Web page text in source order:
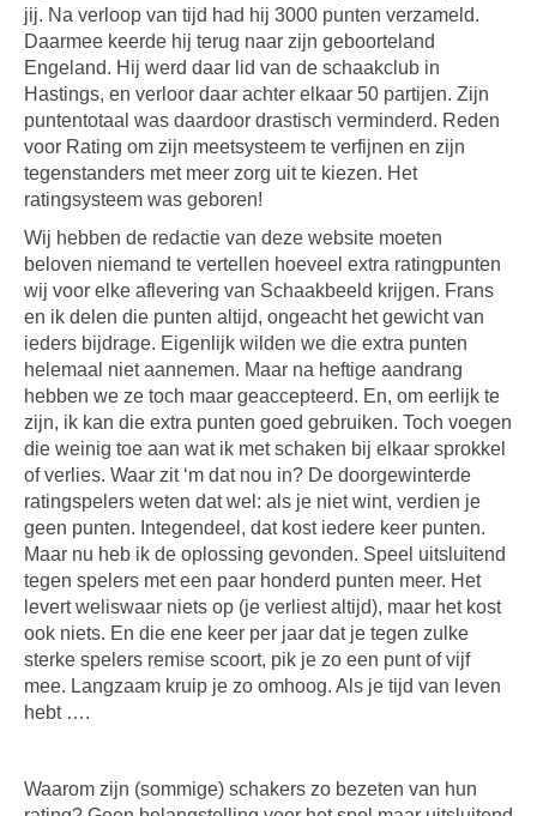
jij. Na verloop van tijd had hij 3000 punten verzameld.
Daarmee keerde hij terug naar zijn geboorteland
Engeland. Hij werd daar lid van de schaakclub in
Hastings, en verloor daar achter elkaar 50 partijen. Zijn
puntentotaal was daardoor drastisch verminderd. Reden
voor Rating om zijn meetsysteem te verfijnen en zijn
tegenstanders met meer zorg uit te kiezen. Het
ratingsysteem was geboren!
Wij hebben de redactie van deze website moeten
beloven niemand te vertellen hoeveel extra ratingpunten
wij voor elke aflevering van Schaakbeeld krijgen. Frans
en ik delen die punten altijd, ongeacht het gewicht van
ieders bijdrage. Eigenlijk wilden we die extra punten
helemaal niet aannemen. Maar na heftige aandrang
hebben we ze toch maar geaccepteerd. En, om eerlijk te
zijn, ik kan die extra punten goed gebruiken. Toch voegen
die weinig toe aan wat ik met schaken bij elkaar sprokkel
of verlies. Waar zit ‘m dat nou in? De doorgewinterde
ratingspelers weten dat wel: als je niet wint, verdien je
geen punten. Integendeel, dat kost iedere keer punten.
Maar nu heb ik de oplossing gevonden. Speel uitsluitend
tegen spelers met een paar honderd punten meer. Het
levert weliswaar niets op (je verliest altijd), maar het kost
ook niets. En die ene keer per jaar dat je tegen zulke
sterke spelers remise scoort, pik je zo een punt of vijf
mee. Langzaam kruip je zo omhoog. Als je tijd van leven
hebt ….
Waarom zijn (sommige) schakers zo bezeten van hun